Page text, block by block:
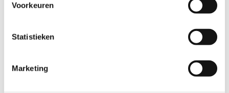
Voorkeuren
Statistieken
Marketing